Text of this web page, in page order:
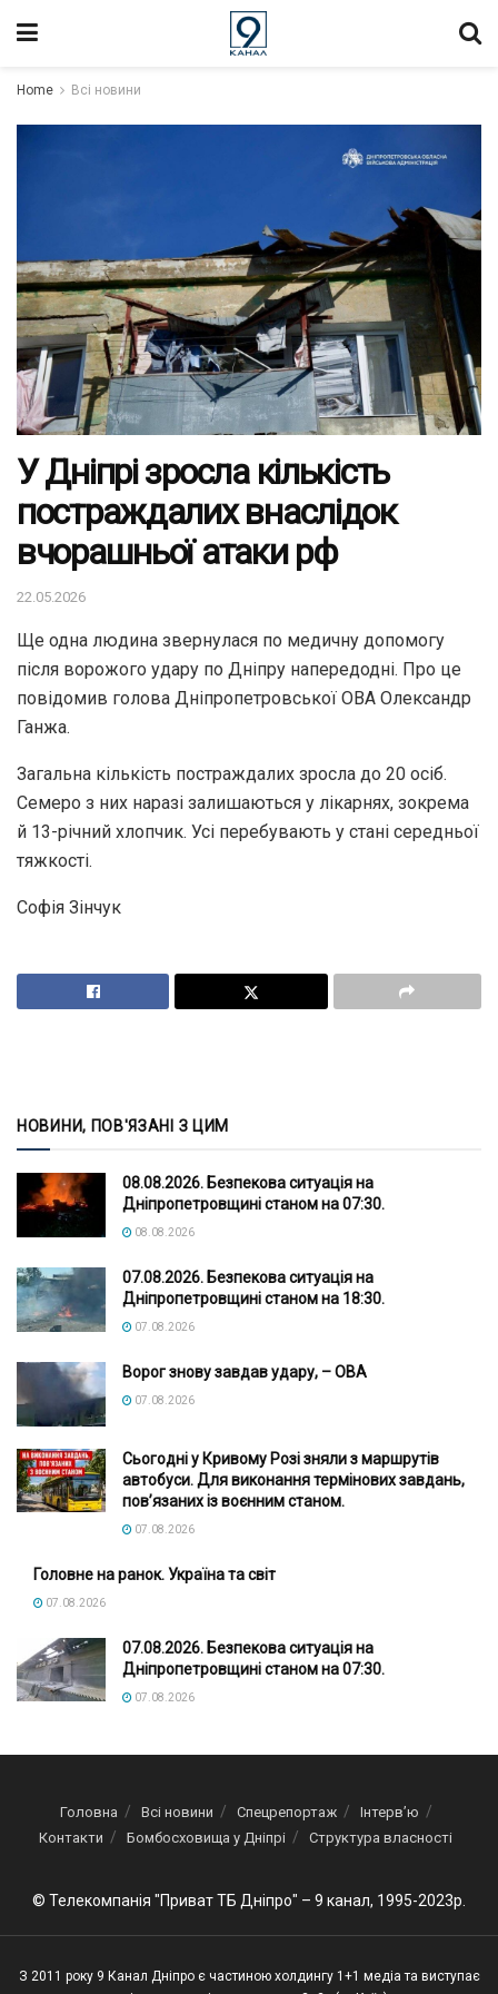
Home Всі новини
У Дніпрі зросла кількість
постраждалих внаслідок
вчорашньої атаки рф
22.05.2026
Ще одна людина звернулася по медичну допомогу
після ворожого удару по Дніпру напередодні. Про це
повідомив голова Дніпропетровської ОВА Олександр
Ганжа.
Загальна кількість постраждалих зросла до 20 осіб.
Семеро з них наразі залишаються у лікарнях, зокрема
й 13-річний хлопчик. Усі перебувають у стані середньої
тяжкості.
Софія Зінчук
НОВИНИ, ПОВ'ЯЗАНІ З ЦИМ
08.08.2026. Безпекова ситуація на
Дніпропетровщині станом на 07:30.
08.08.2026
07.08.2026. Безпекова ситуація на
Дніпропетровщині станом на 18:30.
07.08.2026
Ворог знову завдав удару, – ОВА
07.08.2026
Сьогодні у Кривому Розі зняли з маршрутів
автобуси. Для виконання термінових завдань,
пов’язаних із воєнним станом.
07.08.2026
Головне на ранок. Україна та світ
07.08.2026
07.08.2026. Безпекова ситуація на
Дніпропетровщині станом на 07:30.
07.08.2026
Головна Всі новини Спецрепортаж
Інтерв’ю
Контакти
Бомбосховища у Дніпрі Структура власності
© Телекомпанія "Приват ТБ Дніпро" – 9 канал, 1995-2023р.
З 2011 року 9 Канал Дніпро є частиною холдингу 1+1 медіа та виступає